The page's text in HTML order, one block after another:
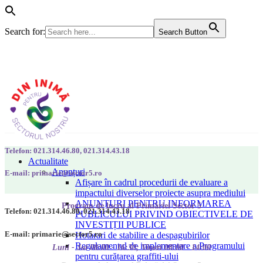
Search for: Search Button
Actualitate
Anunțuri
Afișare în cadrul procedurii de evaluare a
impactului diverselor proiecte asupra mediului
ANUNȚURI PENTRU INFORMAREA
PUBLICULUI PRIVIND OBIECTIVELE DE
INVESTIȚII PUBLICE
Hotarari de stabilire a despagubirilor
Regulamentul de implementare a Programului
pentru curățarea graffiti-ului
Telefon: 021.314.46.80, 021.314.43.18
E-mail: primarie@sector5.ro
Program de lucru al Primăriei Sector 5
Luni - Joi 08:00 - 16:30; Vineri 08:00 - 14:00
Telefon: 021.314.46.80, 021.314.43.18
E-mail: primarie@sector5.ro